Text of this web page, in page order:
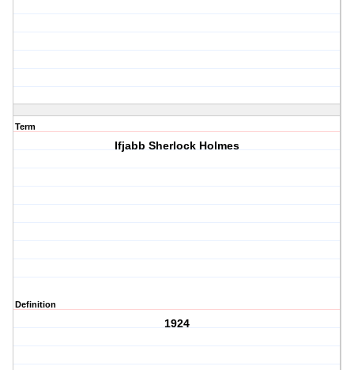
Term
Ifjabb Sherlock Holmes
Definition
1924